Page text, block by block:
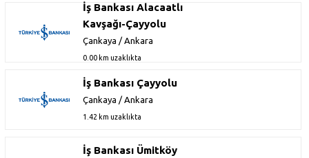
İş Bankası Alacaatlı
Kavşağı-Çayyolu
Çankaya / Ankara
0.00 km uzaklıkta
İş Bankası Çayyolu
Çankaya / Ankara
1.42 km uzaklıkta
İş Bankası Ümitköy